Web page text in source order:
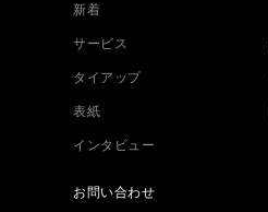
新着
サービス
タイアップ
表紙
インタビュー
お問い合わせ